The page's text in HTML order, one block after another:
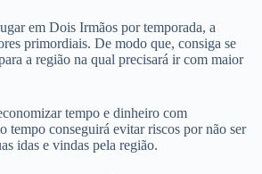
em Dois Irmãos por temporada, a
primordiais. De modo que, consiga se
a região na qual precisará ir com maior
tempo e dinheiro com
tempo conseguirá evitar riscos por não ser
idas e vindas pela região.